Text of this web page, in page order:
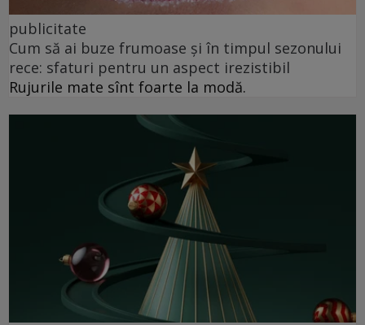
publicitate
Cum să ai buze frumoase şi în timpul sezonului
rece: sfaturi pentru un aspect irezistibil
Rujurile mate sînt foarte la modă.